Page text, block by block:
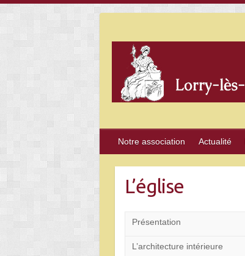
content
Notre association Actualité
L’église
Présentation
L’architecture intérieure